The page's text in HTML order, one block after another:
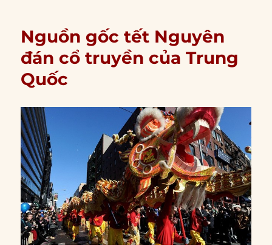
Nguồn gốc tết Nguyên
đán cổ truyền của Trung
Quốc